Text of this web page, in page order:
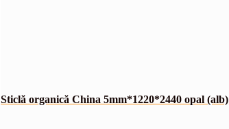
Sticlă organică China 5mm*1220*2440 opal (alb)